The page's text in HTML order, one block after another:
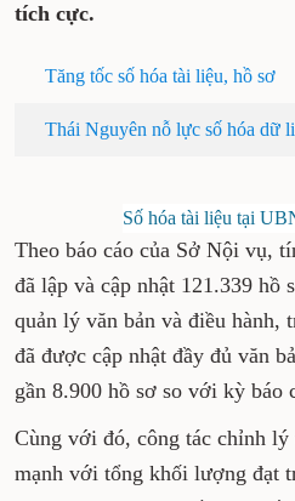
tích cực.
Tăng tốc số hóa tài liệu, hồ sơ
Thái Nguyên nỗ lực số hóa dữ
Số hóa tài liệu tại
Theo báo cáo của Sở Nội vụ,
đã lập và cập nhật 121.339 hồ
quản lý văn bản và điều hành,
đã được cập nhật đầy đủ văn
gần 8.900 hồ sơ so với kỳ báo
Cùng với đó, công tác chỉnh
mạnh với tổng khối lượng đạt